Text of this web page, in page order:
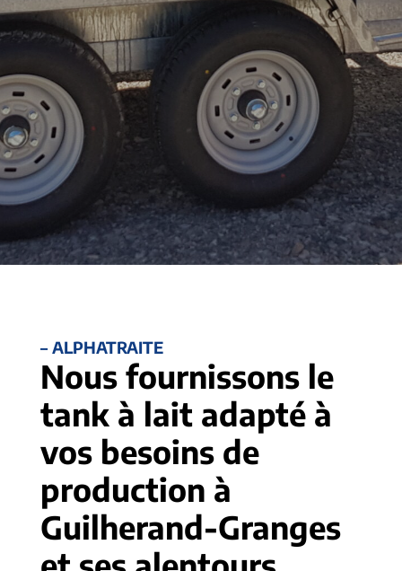
– ALPHATRAITE
Nous fournissons le
tank à lait adapté à
vos besoins de
production à
Guilherand-Granges